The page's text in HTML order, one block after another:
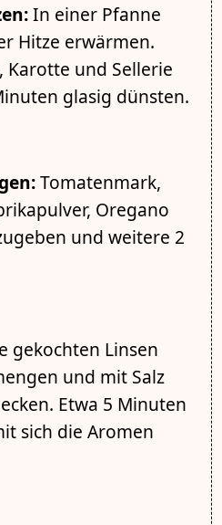
In einer Pfanne
Hitze erwärmen.
Karotte und Sellerie
glasig dünsten.
Tomatenmark,
Oregano
und weitere 2
gekochten Linsen
und mit Salz
Etwa 5 Minuten
sich die Aromen